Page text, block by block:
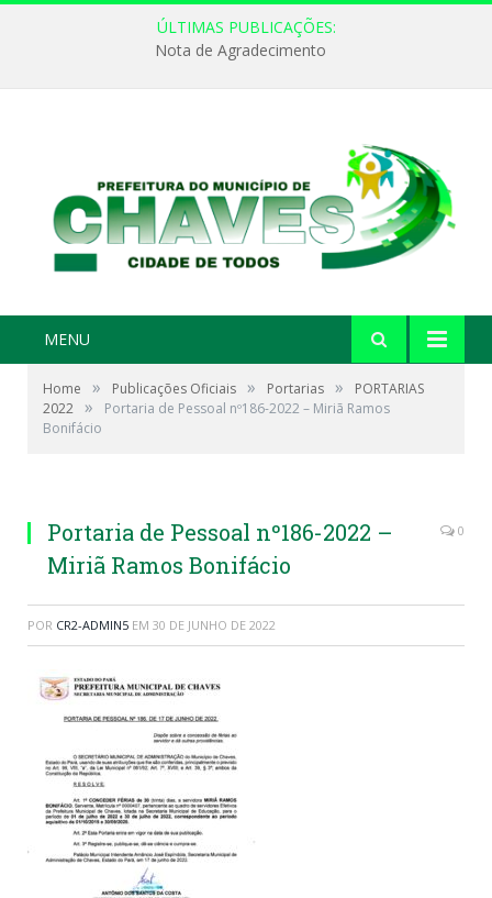
ÚLTIMAS PUBLICAÇÕES:
Nota de Agradecimento
MENU
Home » Publicações Oficiais » Portarias »
PORTARIAS
2022 »
Portaria de Pessoal nº186-2022 – Miriã Ramos
Bonifácio
Portaria de Pessoal nº186-2022 –
Miriã Ramos Bonifácio
0
POR CR2-ADMIN5 EM 30 DE JUNHO DE 2022